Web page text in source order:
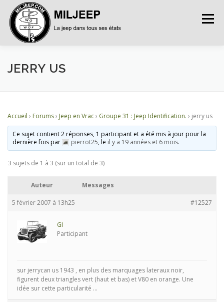
Menu
ACCUEIL ARTICLES
DOCUMENTATIONS FORUMS S’INSCRIRE
JERRY US
Accueil › Forums› Jeep en Vrac› Groupe 31 : Jeep Identification. › jerry us
Ce sujet contient 2 réponses, 1 participant et a été mis à jour pour la
dernière fois par
pierrot25, le il y a 19 années et 6 mois.
3 sujets de 1 à 3 (sur un total de 3)
Auteur Messages
5 février 2007 à 13h25 #12527
GI
Participant
sur jerrycan us 1943 , en plus des marquages lateraux noir,
figurent deux triangles vert (haut et bas) et V80 en orange. Une
idée sur cette particularité …